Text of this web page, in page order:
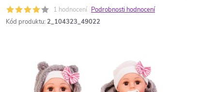
1 hodnocení Podrobnosti hodnocení
Kód produktu: 2_104323_49022